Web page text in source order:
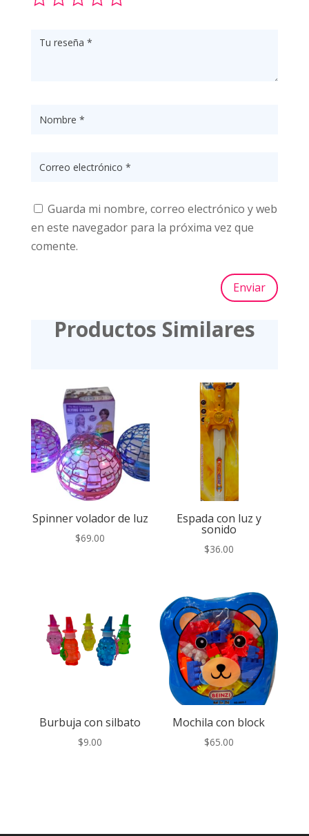
Guarda mi nombre, correo electrónico y web
en este navegador para la próxima vez que
comente.
Enviar
Productos Similares
Spinner volador de luz
$69.00
Espada con luz y
sonido
$36.00
Burbuja con silbato
$9.00
Mochila con block
$65.00